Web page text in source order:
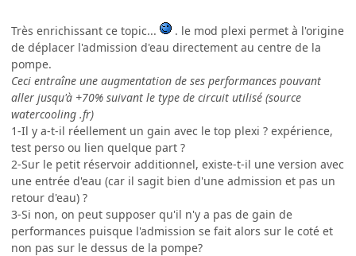
Très enrichissant ce topic...
. le mod plexi permet à l'origine
de déplacer l'admission d'eau directement au centre de la
pompe.
Ceci entraîne une augmentation de ses performances pouvant
aller jusqu'à +70% suivant le type de circuit utilisé (source
watercooling .fr)
1-Il y a-t-il réellement un gain avec le top plexi ? expérience,
test perso ou lien quelque part ?
2-Sur le petit réservoir additionnel, existe-t-il une version avec
une entrée d'eau (car il sagit bien d'une admission et pas un
retour d'eau) ?
3-Si non, on peut supposer qu'il n'y a pas de gain de
performances puisque l'admission se fait alors sur le coté et
non pas sur le dessus de la pompe?